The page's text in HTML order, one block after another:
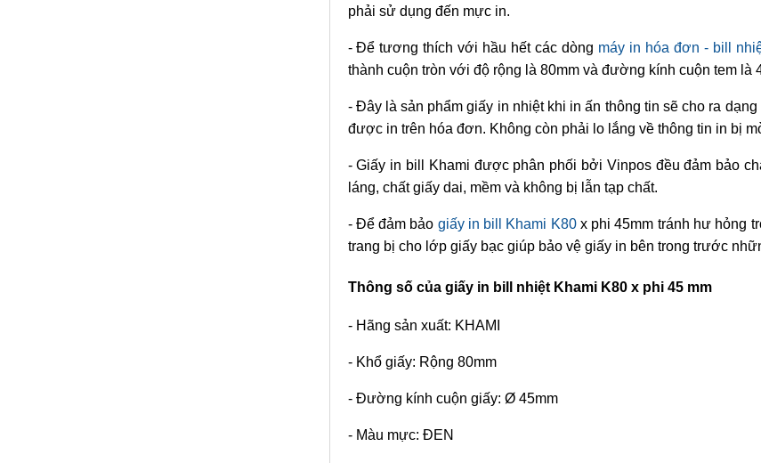
phải sử dụng đến mực in.
- Để tương thích với hầu hết các dòng máy in hóa đơn - bill
thành cuộn tròn với độ rộng là 80mm và đường kính cuộn tem là
- Đây là sản phẩm giấy in nhiệt khi in ấn thông tin sẽ cho ra
được in trên hóa đơn. Không còn phải lo lắng về thông tin in bị
- Giấy in bill Khami được phân phối bởi Vinpos đều đảm bảo
láng, chất giấy dai, mềm và không bị lẫn tạp chất.
- Để đảm bảo giấy in bill Khami K80x phi 45mm tránh hư hỏng
trang bị cho lớp giấy bạc giúp bảo vệ giấy in bên trong trước
Thông số của giấy in bill nhiệt Khami K80 x phi 45 mm
- Hãng sản xuất: KHAMI
- Khổ giấy: Rộng 80mm
- Đường kính cuộn giấy: Ø 45mm
- Màu mực: ĐEN